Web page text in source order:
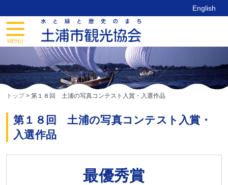
content
toggle
navigation
MENU
English
トップ> 第１８回 土浦の写真コンテスト入賞・入選作品
第１８回 土浦の写真コンテスト入賞・
入選作品
最優秀賞